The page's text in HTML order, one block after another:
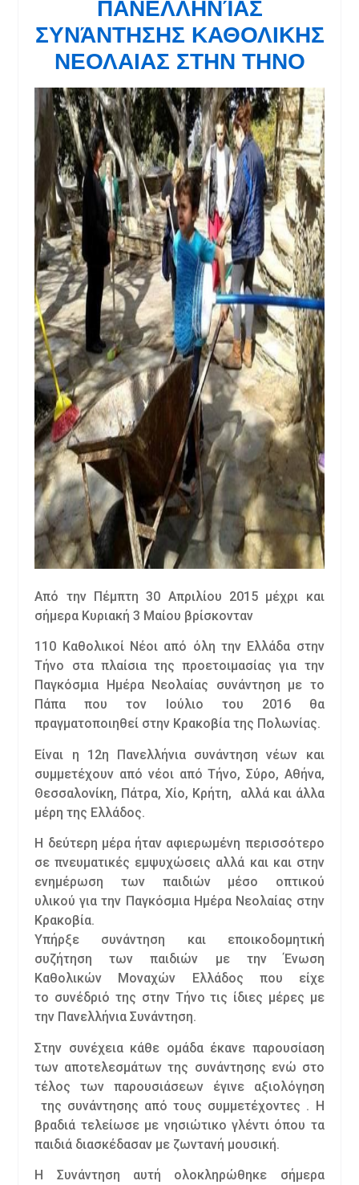
ΠΑΝΕΛΛΗΝΊΑΣ
ΣΥΝΆΝΤΗΣΗΣ ΚΑΘΟΛΙΚΗΣ
ΝΕΟΛΑΙΑΣ ΣΤΗΝ ΤΗΝΟ
Από την Πέμπτη 30 Απριλίου 2015 μέχρι και
σήμερα Κυριακή 3 Μαίου βρίσκονταν
110 Καθολικοί Νέοι από όλη την Ελλάδα στην
Τήνο στα πλαίσια της προετοιμασίας για την
Παγκόσμια Ημέρα Νεολαίας συνάντηση με το
Πάπα που τον Ιούλιο του 2016 θα
πραγματοποιηθεί στην Κρακοβία της Πολωνίας.
Είναι η 12η Πανελλήνια συνάντηση νέων και
συμμετέχουν από νέοι από Τήνο, Σύρο, Αθήνα,
Θεσσαλονίκη, Πάτρα, Χίο, Κρήτη, αλλά και άλλα
μέρη της Ελλάδος.
Η δεύτερη μέρα ήταν αφιερωμένη περισσότερο
σε πνευματικές εμψυχώσεις αλλά και και στην
ενημέρωση των παιδιών μέσο οπτικού
υλικού για την Παγκόσμια Ημέρα Νεολαίας στην
Κρακοβία.
Υπήρξε συνάντηση και εποικοδομητική
συζήτηση των παιδιών με την Ένωση
Καθολικών Μοναχών Ελλάδος που είχε
το συνέδριό της στην Τήνο τις ίδιες μέρες με
την Πανελλήνια Συνάντηση.
Στην συνέχεια κάθε ομάδα έκανε παρουσίαση
των αποτελεσμάτων της συνάντησης ενώ στο
τέλος των παρουσιάσεων έγινε αξιολόγηση
της συνάντησης από τους συμμετέχοντες . Η
βραδιά τελείωσε με νησιώτικο γλέντι όπου τα
παιδιά διασκέδασαν με ζωντανή μουσική.
Η Συνάντηση αυτή ολοκληρώθηκε σήμερα